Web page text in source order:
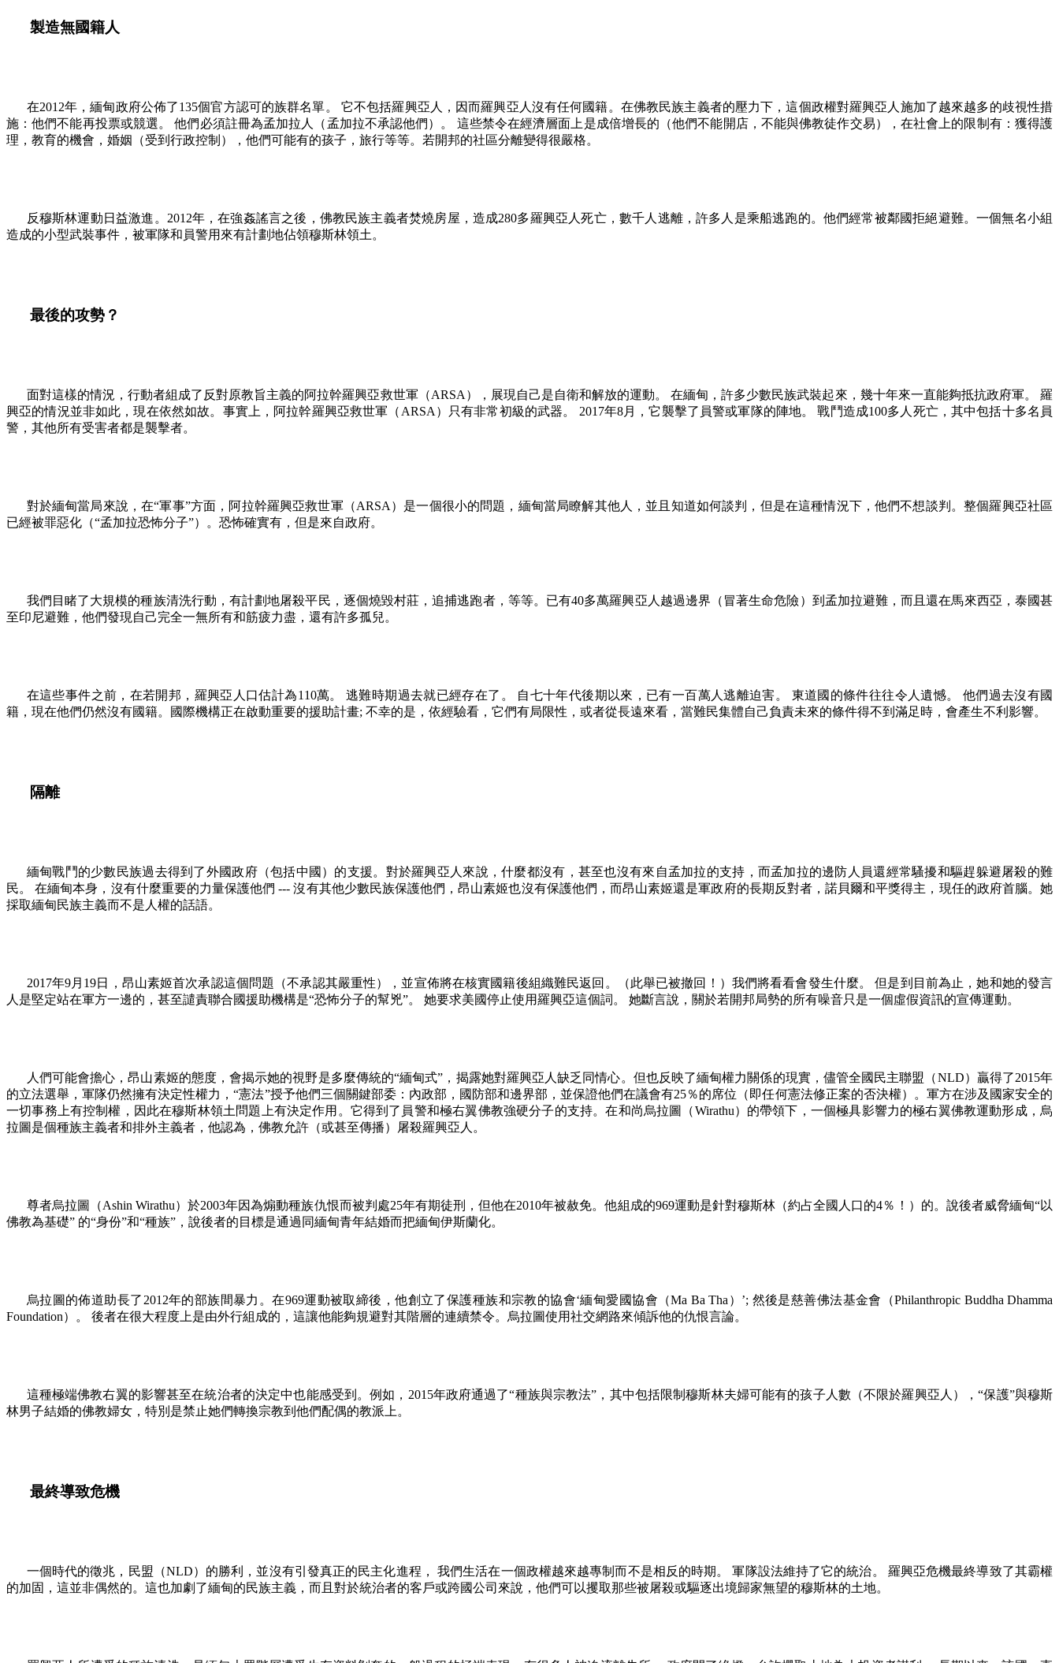
製造無國籍人
在2012年，緬甸政府公佈了135個官方認可的族群名單。 它不包括羅興亞人，因而羅興亞人沒有任何國籍。在佛教民族主義者的壓力下，這個政權對羅興亞人施加了越來越多的歧視性措
施：他們不能再投票或競選。 他們必須註冊為孟加拉人（孟加拉不承認他們）。 這些禁令在經濟層面上是成倍增長的（他們不能開店，不能與佛教徒作交易），在社會上的限制有：獲得護
理，教育的機會，婚姻（受到行政控制），他們可能有的孩子，旅行等等。若開邦的社區分離變得很嚴格。
反穆斯林運動日益激進。 2012年，在強姦謠言之後，佛教民族主義者焚燒房屋，造成280多羅興亞人死亡，數千人逃離，許多人是乘船逃跑的。他們經常被鄰國拒絕避難。一個無名小組
造成的小型武裝事件，被軍隊和員警用來有計劃地佔領穆斯林領土。
最後的攻勢？
面對這樣的情況，行動者組成了反對原教旨主義的阿拉幹羅興亞救世軍（ARSA ），展現自己是自衛和解放的運動。 在緬甸，許多少數民族武裝起來，幾十年來一直能夠抵抗政府軍。 羅
興亞的情況並非如此，現在依然如故。事實上，阿拉幹羅興亞救世軍（ ARSA ）只有非常初級的武器。 2017年8月，它襲擊了員警或軍隊的陣地。 戰鬥造成100多人死亡，其中包括十多名員
警，其他所有受害者都是襲擊者。
對於緬甸當局來說，在“軍事”方面，阿拉幹羅興亞救世軍（ARSA ）是一個很小的問題，緬甸當局瞭解其他人，並且知道如何談判，但是在這種情況下，他們不想談判。整個羅興亞社區
已經被罪惡化（“孟加拉恐怖分子”）。恐怖確實有，但是來自政府。
我們目睹了大規模的種族清洗行動，有計劃地屠殺平民，逐個燒毀村莊，追捕逃跑者，等等。已有40多萬羅興亞人越過邊界（冒著生命危險）到孟加拉避難，而且還在馬來西亞，泰國甚
至印尼避難，他們發現自己完全一無所有和筋疲力盡，還有許多孤兒。
在這些事件之前，在若開邦，羅興亞人口估計為110萬。 逃難時期過去就已經存在了。 自七十年代後期以來，已有一百萬人逃離迫害。 東道國的條件往往令人遺憾。 他們過去沒有國
籍，現在他們仍然沒有國籍。國際機構正在啟動重要的援助計畫; 不幸的是，依經驗看，它們有局限性，或者從長遠來看，當難民集體自己負責未來的條件得不到滿足時，會產生不利影響。
隔離
緬甸戰鬥的少數民族過去得到了外國政府（包括中國）的支援。對於羅興亞人來說，什麼都沒有，甚至也沒有來自孟加拉的支持，而孟加拉的邊防人員還經常騷擾和驅趕躲避屠殺的難
民。 在緬甸本身，沒有什麼重要的力量保護他們 ---沒有其他少數民族保護他們，昂山素姬也沒有保護他們，而昂山素姬還是軍政府的長期反對者，諾貝爾和平獎得主，現任的政府首腦。她
採取緬甸民族主義而不是人權的話語。
2017年9月 19日，昂山素姬首次承認這個問題（不承認其嚴重性），並宣佈將在核實國籍後組織難民返回。（此舉已被撤回！）我們將看看會發生什麼。 但是到目前為止，她和她的發言
人是堅定站在軍方一邊的，甚至譴責聯合國援助機構是“恐怖分子的幫兇”。 她要求美國停止使用羅興亞這個詞。 她斷言說，關於若開邦局勢的所有噪音只是一個虛假資訊的宣傳運動。
人們可能會擔心，昂山素姬的態度，會揭示她的視野是多麼傳統的“緬甸式” ，揭露她對羅興亞人缺乏同情心。但也反映了緬甸權力關係的現實，儘管全國民主聯盟（NLD）贏得了2015年
的立法選舉，軍隊仍然擁有決定性權力，“憲法”授予他們三個關鍵部委：內政部，國防部和邊界部，並保證他們在議會有25％的席位（即任何憲法修正案的否決權）。軍方在涉及國家安全的
一切事務上有控制權，因此在穆斯林領土問題上有決定作用。它得到了員警和極右翼佛教強硬分子的支持。在和尚烏拉圖（Wirathu）的帶領下，一個極具影響力的極右翼佛教運動形成，烏
拉圖是個種族主義者和排外主義者，他認為，佛教允許（或甚至傳播）屠殺羅興亞人。
尊者烏拉圖（Ashin Wirathu）於2003年因為煽動種族仇恨而被判處25年有期徒刑，但他在2010年被赦免。他組成的969運動是針對穆斯林（約占全國人口的4％！）的。說後者威脅緬甸“以
佛教為基礎” 的“身份”和“種族”，說後者的目標是通過同緬甸青年結婚而把緬甸伊斯蘭化。
烏拉圖的佈道助長了 2012年的部族間暴力。在969運動被取締後，他創立了保護種族和宗教的協會‘緬甸愛國協會（Ma Ba Tha ）’; 然後是慈善佛法基金會（Philanthropic Buddha Dhamma
Foundation）。 後者在很大程度上是由外行組成的，這讓他能夠規避對其階層的連續禁令。烏拉圖使用社交網路來傾訴他的仇恨言論。
這種極端佛教右翼的影響甚至在統治者的決定中也能感受到。例如， 2015年政府通過了“種族與宗教法” ，其中包括限制穆斯林夫婦可能有的孩子人數（不限於羅興亞人），“保護”與穆斯
林男子結婚的佛教婦女，特別是禁止她們轉換宗教到他們配偶的教派上。
最終導致危機
一個時代的徵兆，民盟（NLD）的勝利，並沒有引發真正的民主化進程， 我們生活在一個政權越來越專制而不是相反的時期。 軍隊設法維持了它的統治。 羅興亞危機最終導致了其霸權
的加固，這並非偶然的。這也加劇了緬甸的民族主義，而且對於統治者的客戶或跨國公司來說，他們可以攫取那些被屠殺或驅逐出境歸家無望的穆斯林的土地。